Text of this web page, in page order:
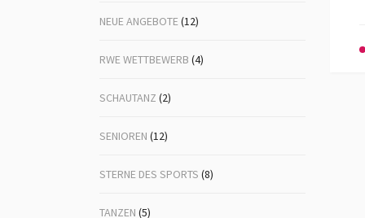
NEUE ANGEBOTE(12)
RWE WETTBEWERB (4)
SCHAUTANZ (2)
SENIOREN (12)
STERNE DES SPORTS (8)
TANZEN (5)